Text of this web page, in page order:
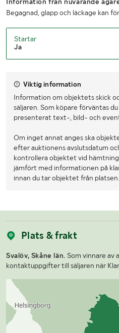
Begagnad, glapp och läckage kan
Startar
Ja
Viktig information
Information om objektets skick
säljaren. Som köpare förväntas
presenterat text-, bild- och
Om inget annat anges ska
efter auktionens avslutsdatum
kontrollera objektet vid
jämfört med informationen på
innan du tar objektet från platsen.
Plats & frakt
Svalöv, Skåne län. Som vinnare av
kontaktuppgifter till säljaren när